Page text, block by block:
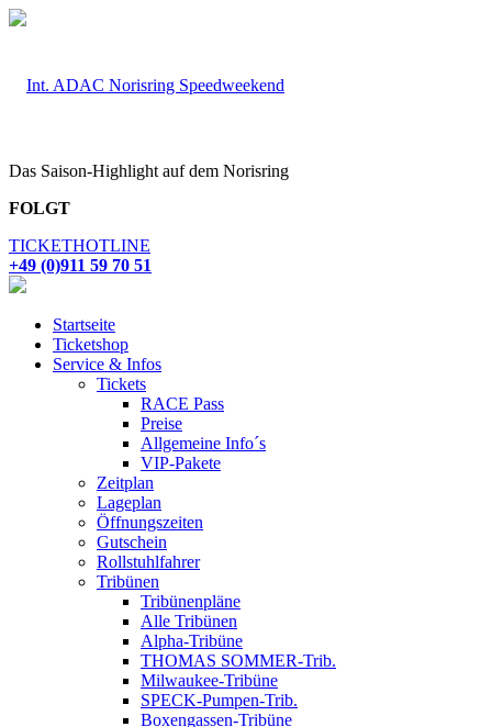
Das Saison-Highlight auf dem Norisring
FOLGT
TICKETHOTLINE
+49 (0)911 59 70 51
Startseite
Ticketshop
Service & Infos
Tickets
RACE Pass
Preise
Allgemeine Info´s
VIP-Pakete
Zeitplan
Lageplan
Öffnungszeiten
Gutschein
Rollstuhlfahrer
Tribünen
Tribünenpläne
Alle Tribünen
Alpha-Tribüne
THOMAS SOMMER-Trib.
Milwaukee-Tribüne
SPECK-Pumpen-Trib.
Boxengassen-Tribüne